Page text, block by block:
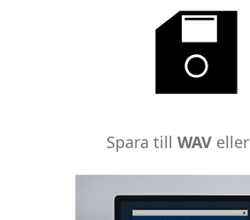
Spara till WAVeller